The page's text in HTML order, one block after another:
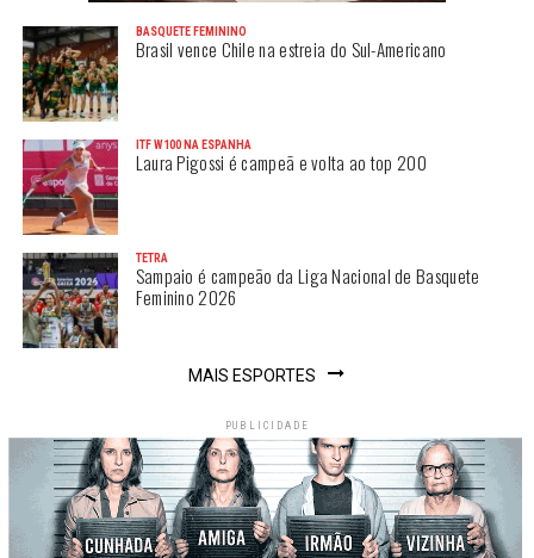
BASQUETE FEMININO
Brasil vence Chile na estreia do Sul-Americano
ITF W100 NA ESPANHA
Laura Pigossi é campeã e volta ao top 200
TETRA
Sampaio é campeão da Liga Nacional de Basquete
Feminino 2026
MAIS ESPORTES
PUBLICIDADE